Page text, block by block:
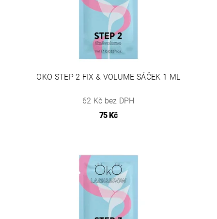
OKO STEP 2 FIX & VOLUME SÁČEK 1 ML
62 Kč bez DPH
75 Kč